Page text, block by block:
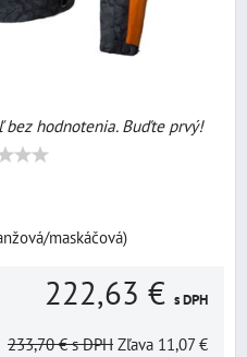
bez hodnotenia. Buďte prvý!
maskáčová)
222,63 € s DPH
233,70 € s DPH Zľava 11,07 €